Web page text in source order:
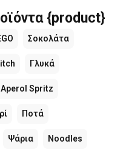
{product}
Σοκολάτα
Γλυκά
Aperol Spritz
Ποτά
Ψάρια Noodles